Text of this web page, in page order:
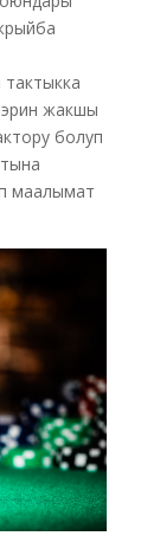
жакшы
болуп
маалымат